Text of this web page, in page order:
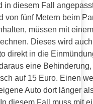
in diesem Fall
von fünf Metern beim
müssen mit einem
Dieses wird
direkt in die
eine Behinderung,
auf 15 Euro. Einen
Auto dort länger
diesem Fall muss mit